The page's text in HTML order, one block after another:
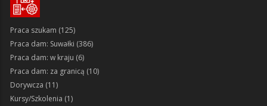
Praca szukam (125)
Praca dam: Suwałki (386)
Praca dam: w kraju (6)
Praca dam: za granicą (10)
Dorywcza (11)
Kursy/Szkolenia (1)